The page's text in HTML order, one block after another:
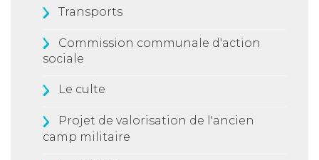
Transports
Commission communale d'action
sociale
Le culte
Projet de valorisation de l'ancien
camp militaire